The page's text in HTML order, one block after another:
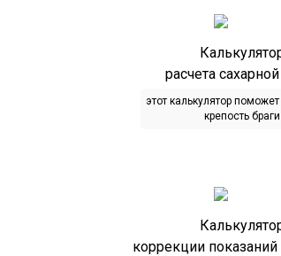
расчета
этот калькулятор
крепость браги
коррекции